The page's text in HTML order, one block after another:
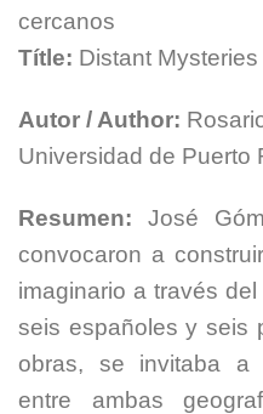
cercanos
Títle: Distant
Autor / Author:
Universidad de Puerto
Resumen: José
convocaron a
imaginario a través
seis españoles y seis
obras, se invitaba a
entre ambas